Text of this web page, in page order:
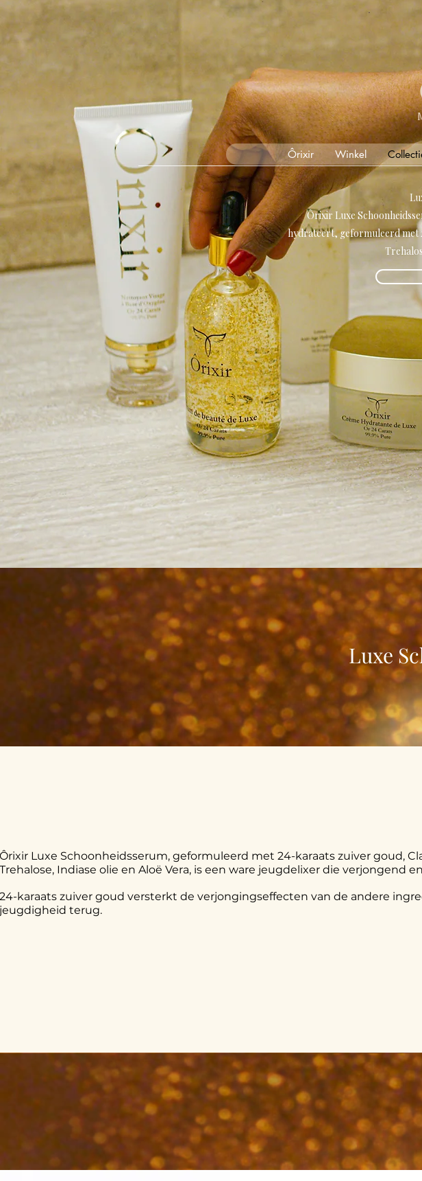
Ôrixir Winkel
Ôrixir Luxe
hydrateert, geformuleerd met
Luxe
Ôrixir Luxe Schoonheidsserum, geformuleerd met 24-karaats zuiver goud,
Trehalose, Indiase olie en Aloë Vera, is een ware jeugdelixer die verjongend
24-karaats zuiver goud versterkt de verjongingseffecten van de andere
jeugdigheid terug.